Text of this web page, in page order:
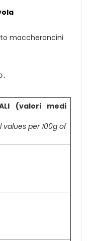
maccheroncini
(valori medi
values per 100g of